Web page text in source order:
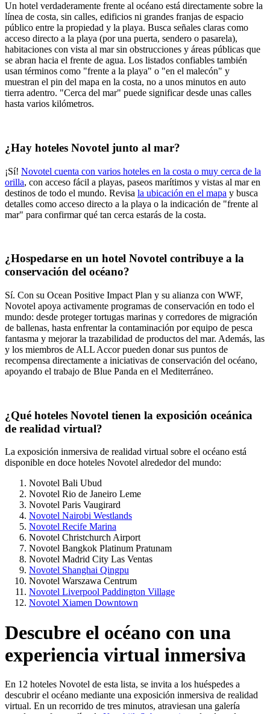
Un hotel verdaderamente frente al océano está directamente sobre la
línea de costa, sin calles, edificios ni grandes franjas de espacio
público entre la propiedad y la playa. Busca señales claras como
acceso directo a la playa (por una puerta, sendero o pasarela),
habitaciones con vista al mar sin obstrucciones y áreas públicas que
se abran hacia el frente de agua. Los listados confiables también
usan términos como "frente a la playa" o "en el malecón" y
muestran el pin del mapa en la costa, no a unos minutos en auto
tierra adentro. "Cerca del mar" puede significar desde unas calles
hasta varios kilómetros.
¿Hay hoteles Novotel junto al mar?
¡Sí! Novotel cuenta con varios hoteles en la costa o muy cerca de la
orilla, con acceso fácil a playas, paseos marítimos y vistas al mar en
destinos de todo el mundo. Revisa la ubicación en el mapa y busca
detalles como acceso directo a la playa o la indicación de "frente al
mar" para confirmar qué tan cerca estarás de la costa.
¿Hospedarse en un hotel Novotel contribuye a la
conservación del océano?
Sí. Con su Ocean Positive Impact Plan y su alianza con WWF,
Novotel apoya activamente programas de conservación en todo el
mundo: desde proteger tortugas marinas y corredores de migración
de ballenas, hasta enfrentar la contaminación por equipo de pesca
fantasma y mejorar la trazabilidad de productos del mar. Además, las
y los miembros de ALL Accor pueden donar sus puntos de
recompensa directamente a iniciativas de conservación del océano,
apoyando el trabajo de Blue Panda en el Mediterráneo.
¿Qué hoteles Novotel tienen la exposición oceánica
de realidad virtual?
La exposición inmersiva de realidad virtual sobre el océano está
disponible en doce hoteles Novotel alrededor del mundo:
Novotel Bali Ubud
Novotel Rio de Janeiro Leme
Novotel Paris Vaugirard
Novotel Nairobi Westlands
Novotel Recife Marina
Novotel Christchurch Airport
Novotel Bangkok Platinum Pratunam
Novotel Madrid City Las Ventas
Novotel Shanghai Qingpu
Novotel Warszawa Centrum
Novotel Liverpool Paddington Village
Novotel Xiamen Downtown
Descubre el océano con una
experiencia virtual inmersiva
En 12 hoteles Novotel de esta lista, se invita a los huéspedes a
descubrir el océano mediante una exposición inmersiva de realidad
virtual. En un recorrido de tres minutos, atraviesan una galería